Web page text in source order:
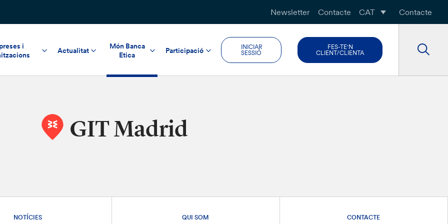
Newsletter Contacte CAT Contacte
i
Actualitat
Món Banca
Etica
Participació
INICIAR
SESSIÓ
FES-TE'N
CLIENT/CLIENTA
GIT Madrid
NOTÍCIES QUI SOM CONTACTE